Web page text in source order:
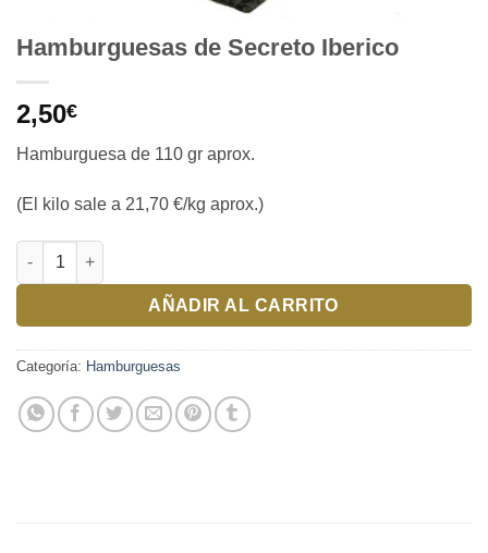
Hamburguesas de Secreto Iberico
2,50€
Hamburguesa de 110 gr aprox.
(El kilo sale a 21,70 €/kg aprox.)
Hamburguesas de Secreto Iberico cantidad
AÑADIR AL CARRITO
Categoría: Hamburguesas